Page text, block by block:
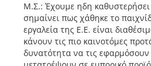
Μ.Σ.: Έχουμε ηδη καθυστερήσει
σημαίνει πως χάθηκε το
εργαλεία της Ε.Ε. είναι
κάνουν τις πιο καινοτόμες
δυνατότητα να τις εφαρμόσουν